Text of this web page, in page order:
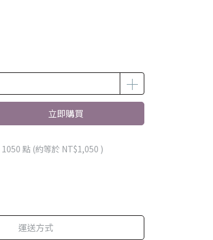
立即購買
1050 點 (約等於 NT$1,050 )
運送方式